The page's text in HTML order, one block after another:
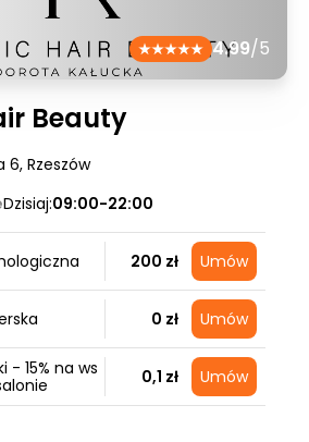
4.99/5
Beauty
6, Rzeszów
Dzisiaj:09:00-22:00
200 zł Umów
0 zł Umów
- 15% na ws
0,1 zł Umów